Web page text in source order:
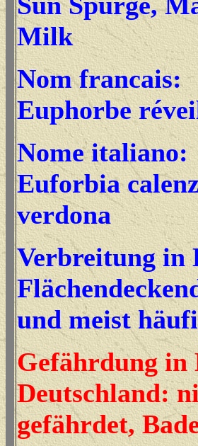
Milk
Nom francais:
Euphorbe
Nome italiano:
Euforbia
verdona
Verbreitung in
und meist
Gefährdung in
Deutschland:
gefährdet,